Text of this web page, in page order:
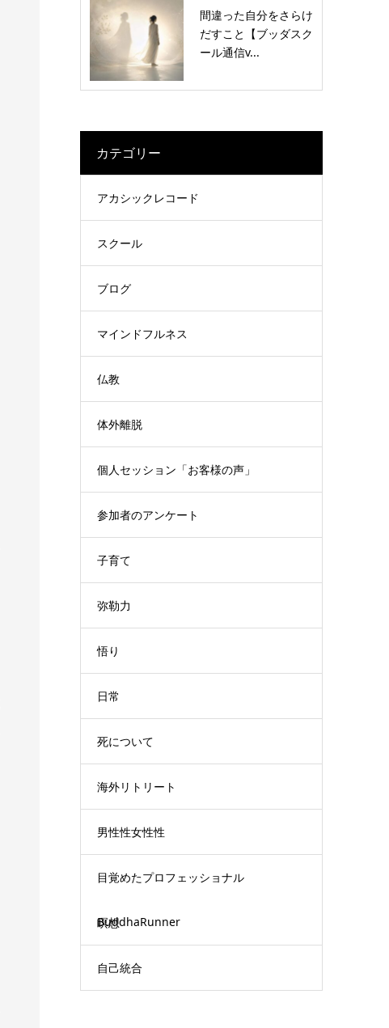
間違った自分をさらけ
だすこと【ブッダスク
ール通信v...
カテゴリー
アカシックレコード
スクール
ブログ
マインドフルネス
仏教
体外離脱
個人セッション「お客様の声」
参加者のアンケート
子育て
弥勒力
悟り
日常
死について
海外リトリート
男性性女性性
目覚めたプロフェッショナル
BuddhaRunner
瞑想
自己統合